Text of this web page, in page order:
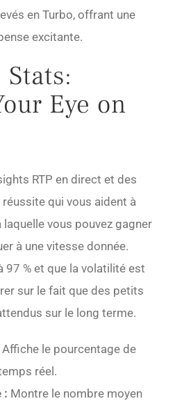
en Turbo, offrant une
excitante.
Stats:
Eye on
RTP en direct et des
qui vous aident à
vous pouvez gagner
à une vitesse donnée.
97 % et que la volatilité est
sur le fait que des petits
sur le long terme.
Affiche le pourcentage de
réel.
: Montre le nombre moyen